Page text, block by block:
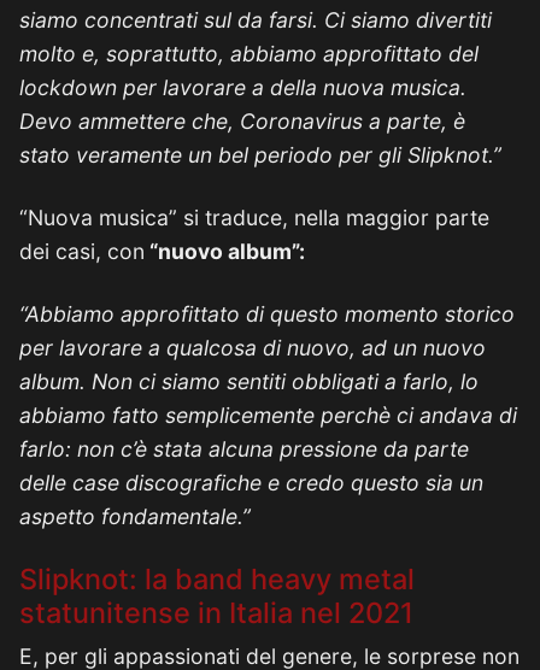
siamo concentrati sul da farsi. Ci siamo divertiti
molto e, soprattutto, abbiamo approfittato del
lockdown per lavorare a della nuova musica.
Devo ammettere che, Coronavirus a parte, è
stato veramente un bel periodo per gli Slipknot.”
“Nuova musica” si traduce, nella maggior parte
dei casi, con “nuovo album”:
“Abbiamo approfittato di questo momento storico
per lavorare a qualcosa di nuovo, ad un nuovo
album. Non ci siamo sentiti obbligati a farlo, lo
abbiamo fatto semplicemente perchè ci andava di
farlo: non c’è stata alcuna pressione da parte
delle case discografiche e credo questo sia un
aspetto fondamentale.”
Slipknot: la band heavy metal
statunitense in Italia nel 2021
E, per gli appassionati del genere, le sorprese non